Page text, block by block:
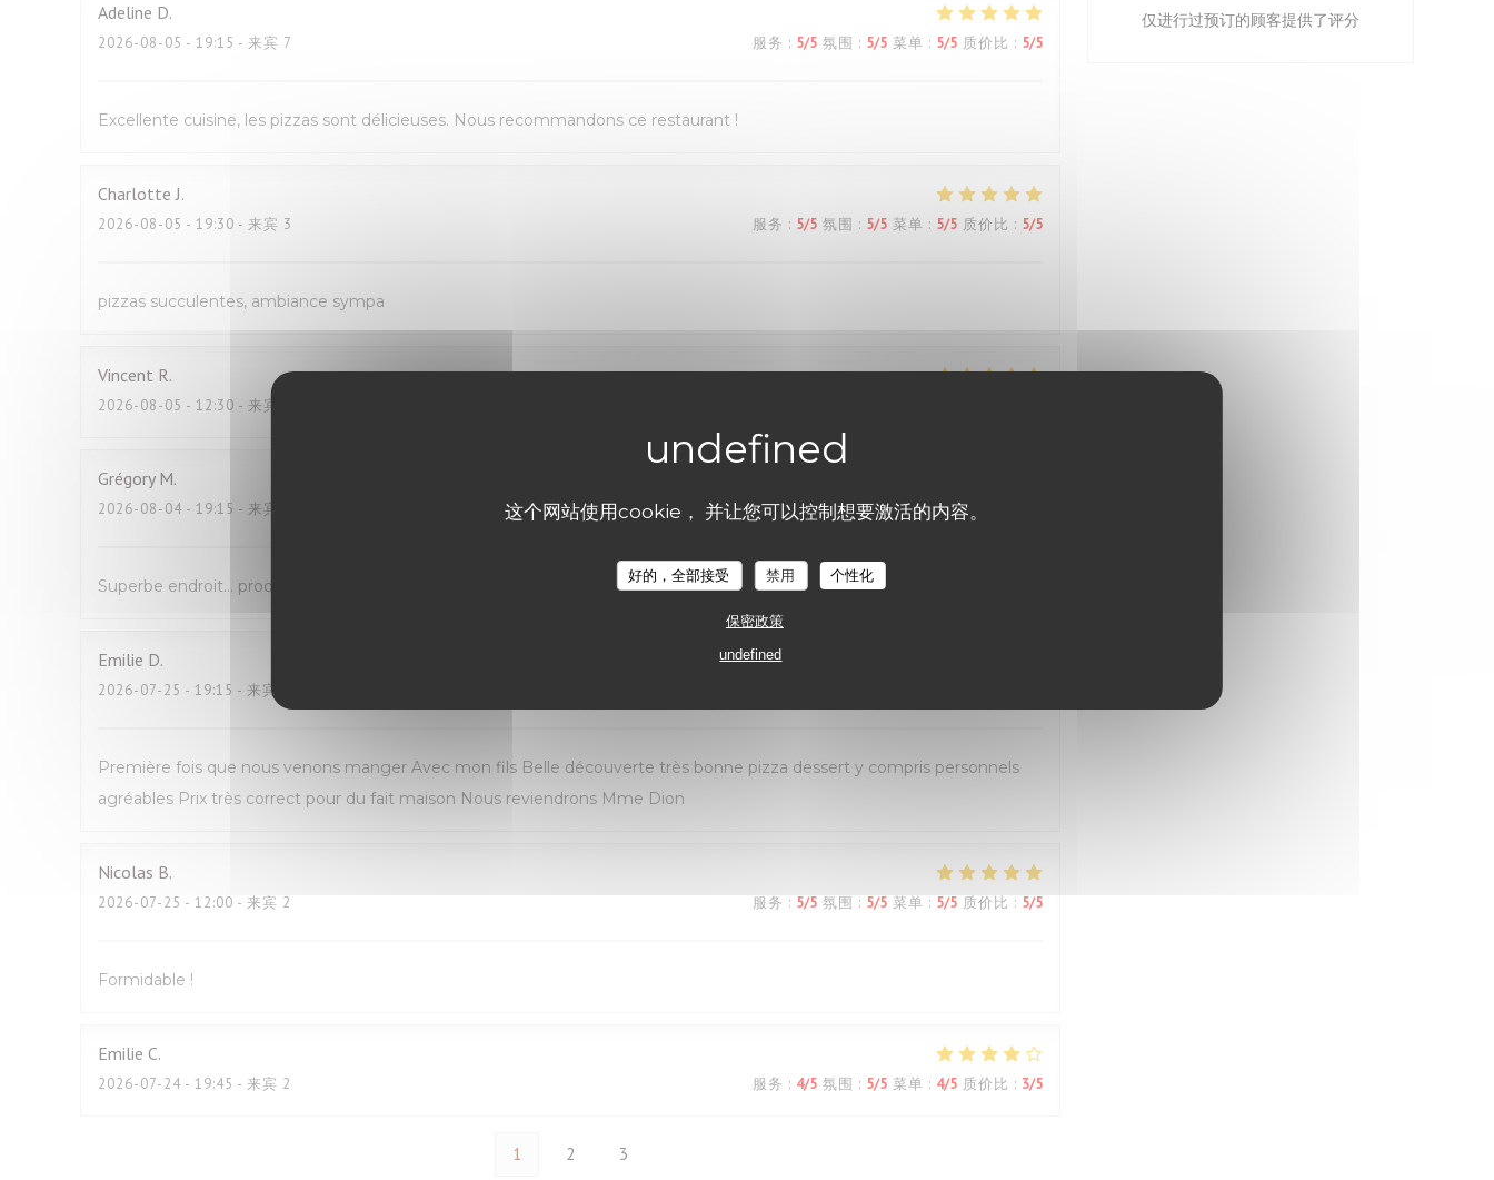
这个网站使用cookie， 并让您可以控制想要激活的内容。
好的，全部接受 禁用 个性化
保密政策
undefined
Adeline D
2026-08-05 - 19:15 - 来宾 7 服务 : 5/5 氛围 : 5/5 菜单 : 5/5 质价比 : 5/5
Excellente cuisine, les pizzas sont délicieuses. Nous recommandons ce restaurant !
Charlotte J
2026-08-05 - 19:30 - 来宾 3 服务 : 5/5 氛围 : 5/5 菜单 : 5/5 质价比 : 5/5
pizzas succulentes, ambiance sympa
Vincent R
2026-08-05 - 12:30 - 来宾 2
Grégory M
2026-08-04 - 19:15 - 来宾 4 服务: 5/5 氛围: 5/5 菜单: 5/5 质价比
Superbe endroit… produit d’excellente qualité , copieux… service agréable… tout est parfait!
Emilie D
2026-07-25 - 19:15 - 来宾 2
Première fois que nous venons manger Avec mon fils Belle découverte très bonne pizza dessert y compris personnels
agréables Prix très correct pour du fait maison Nous reviendrons Mme Dion
Nicolas B
2026-07-25 - 12:00 - 来宾 2 服务 : 5/5 氛围 : 5/5 菜单 : 5/5 质价比 : 5/5
Formidable !
Emilie C
2026-07-24 - 19:45 - 来宾 2 服务 : 4/5 氛围 : 5/5 菜单 : 4/5 质价比 : 3/5
1 2 3
仅进行过预订的顾客提供了评分